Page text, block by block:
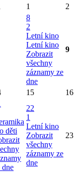
1 2
8
2
Letní kino
Letní kino
Zobrazit
všechny
záznamy ze
dne
9
15
16
děti
dne
22
1
Letní kino
Zobrazit
všechny
záznamy ze
dne
23